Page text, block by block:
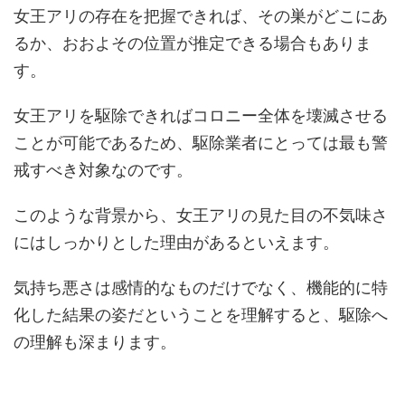
女王アリの存在を把握できれば、その巣がどこにあ
るか、おおよその位置が推定できる場合もありま
す。
女王アリを駆除できればコロニー全体を壊滅させる
ことが可能であるため、駆除業者にとっては最も警
戒すべき対象なのです。
このような背景から、女王アリの見た目の不気味さ
にはしっかりとした理由があるといえます。
気持ち悪さは感情的なものだけでなく、機能的に特
化した結果の姿だということを理解すると、駆除へ
の理解も深まります。